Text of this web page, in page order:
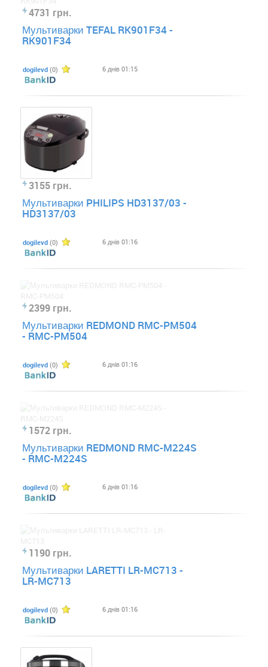
4731 грн.
Мультиварки TEFAL RK901F34 -
RK901F34
dogilevd (0) 6 днів 01:15
3155 грн.
Мультиварки PHILIPS HD3137/03 -
HD3137/03
dogilevd (0) 6 днів 01:16
2399 грн.
Мультиварки REDMOND RMC-PM504
- RMC-PM504
dogilevd (0) 6 днів 01:16
1572 грн.
Мультиварки REDMOND RMC-M224S
- RMC-M224S
dogilevd (0) 6 днів 01:16
1190 грн.
Мультиварки LARETTI LR-MC713 -
LR-MC713
dogilevd (0) 6 днів 01:16